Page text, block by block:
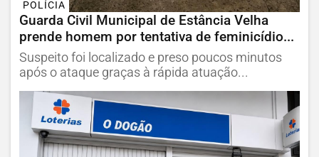
POLÍCIA
Guarda Civil Municipal de Estância Velha
prende homem por tentativa de feminicídio...
Suspeito foi localizado e preso poucos minutos
após o ataque graças à rápida atuação...